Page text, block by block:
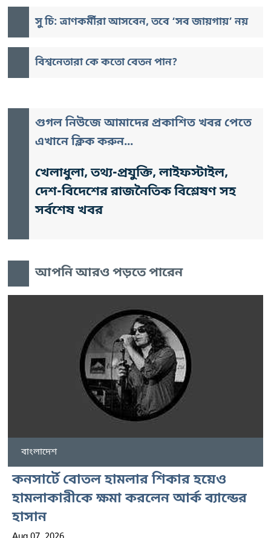
সু চি: ত্রাণকর্মীরা আসবেন, তবে ‘সব জায়গায়’ নয়
বিশ্বনেতারা কে কতো বেতন পান?
গুগল নিউজে আমাদের প্রকাশিত খবর পেতে
এখানে ক্লিক করুন...
খেলাধুলা, তথ্য-প্রযুক্তি, লাইফস্টাইল,
দেশ-বিদেশের রাজনৈতিক বিশ্লেষণ সহ
সর্বশেষ খবর
আপনি আরও পড়তে পারেন
বাংলাদেশ
কনসার্টে বোতল হামলার শিকার হয়েও
হামলাকারীকে ক্ষমা করলেন আর্ক ব্যান্ডের
হাসান